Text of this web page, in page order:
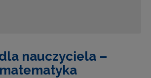
nauczyciela –